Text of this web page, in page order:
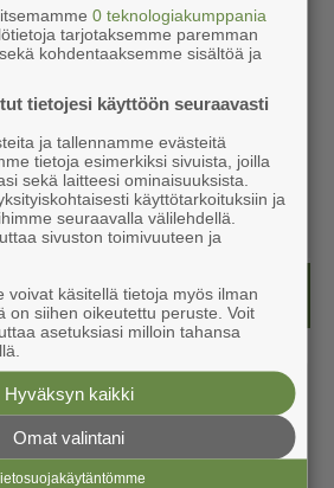
0 teknologiakumppania
tarjotaksemme paremman
kohdentaaksemme sisältöä ja
tietojesi käyttöön seuraavasti
ja tallennamme evästeitä
tietoja esimerkiksi sivuista, joilla
sekä laitteesi ominaisuuksista.
käyttötarkoituksiin ja
seuraavalla välilehdellä.
sivuston toimivuuteen ja
voivat käsitellä tietoja myös ilman
on siihen oikeutettu peruste. Voit
asetuksiasi milloin tahansa
Hyväksyn kaikki
Omat valintani